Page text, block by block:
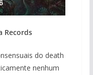
Records
do death
nenhum